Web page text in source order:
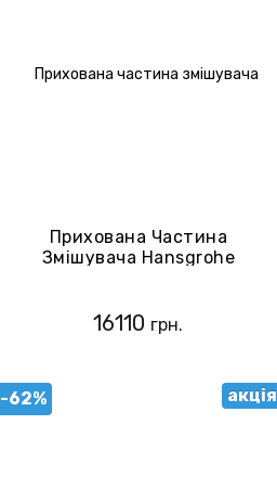
Прихована Частина
Змішувача Hansgrohe
16110 грн.
-62% акція